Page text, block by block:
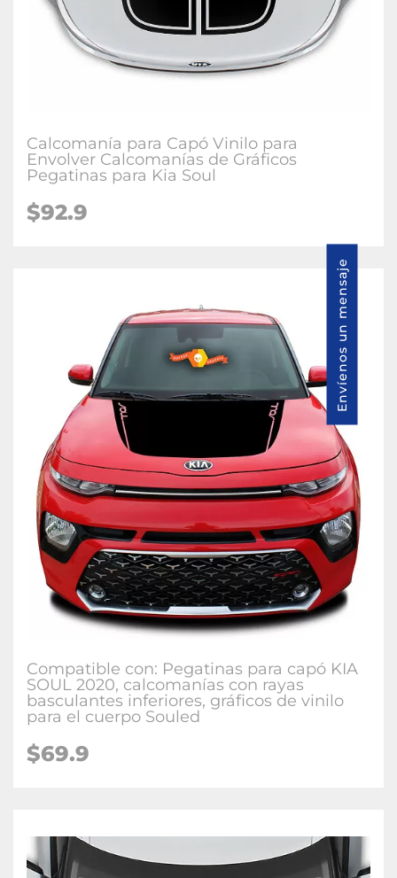
Calcomanía para Capó Vinilo para
Envolver Calcomanías de Gráficos
Pegatinas para Kia Soul
$92.9
Compatible con: Pegatinas para capó KIA
SOUL 2020, calcomanías con rayas
basculantes inferiores, gráficos de vinilo
para el cuerpo Souled
$69.9
Envíenos un mensaje